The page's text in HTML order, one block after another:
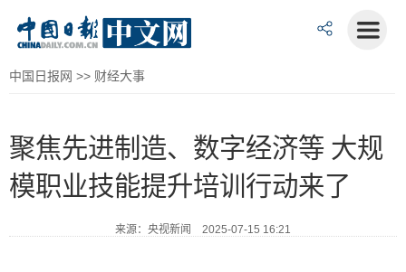
中国日报网 >> 财经大事
聚焦先进制造、数字经济等 大规
模职业技能提升培训行动来了
来源：央视新闻 2025-07-15 16:21